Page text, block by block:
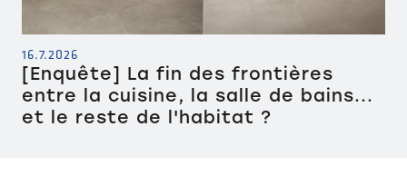
16.7.2026
[Enquête] La fin des frontières
entre la cuisine, la salle de bains...
et le reste de l'habitat ?